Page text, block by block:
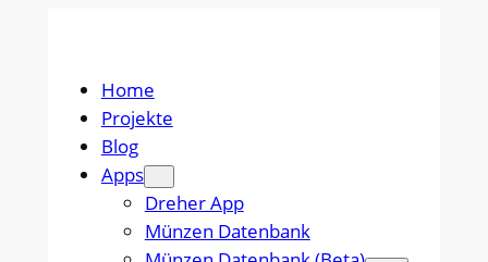
Home
Projekte
Blog
Apps
Dreher App
Münzen Datenbank